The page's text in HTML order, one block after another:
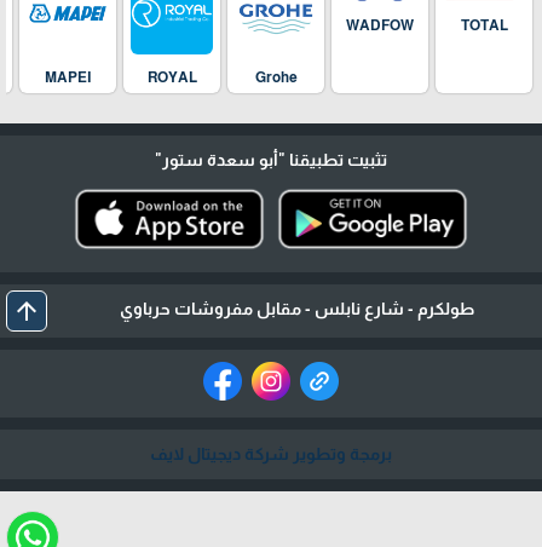
TOTAL
WADFOW
Grohe
ROYAL
MAPEI
تثبيت تطبيقنا "أبو سعدة ستور"
طولكرم - شارع نابلس - مقابل مفروشات حرباوي arrow_upward
برمجة وتطوير شركة ديجيتال لايف